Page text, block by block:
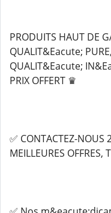
PRODUITS HAUT DE
QUALIT&Eacute;
QUALIT&Eacute;
PRIX OFFERT ♛
✅ CONTACTEZ-NOUS
MEILLEURES OFFRES,